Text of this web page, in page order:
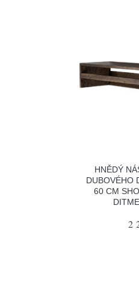
HNĚDÝ
DUBOVÉHO
60 CM
2